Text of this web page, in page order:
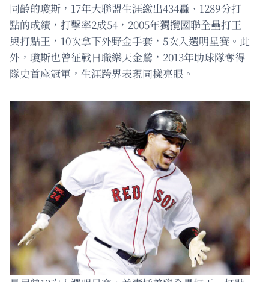
同齡的瓊斯，17年大聯盟生涯繳出434轟、1289分打
點的成績，打擊率2成54，2005年獨攬國聯全壘打王
與打點王，10次拿下外野金手套，5次入選明星賽。此
外，瓊斯也曾征戰日職樂天金鷲，2013年助球隊奪得
隊史首座冠軍，生涯跨界表現同樣亮眼。